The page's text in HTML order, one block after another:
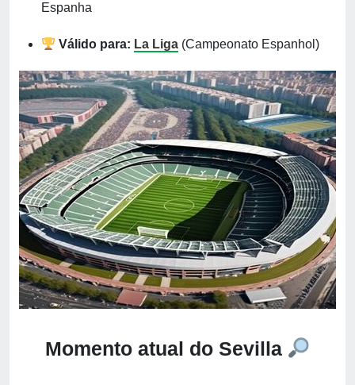
Espanha
Válido para: La Liga (Campeonato Espanhol)
Momento atual do Sevilla